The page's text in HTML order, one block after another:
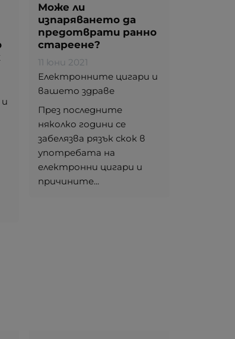
Може ли
изпаряването да
предотврати ранно
стареене?
11 юни 2021
Електронните цигари и
вашето здраве
През последните
няколко години се
забелязва рязък скок в
употребата на
електронни цигари и
причините...